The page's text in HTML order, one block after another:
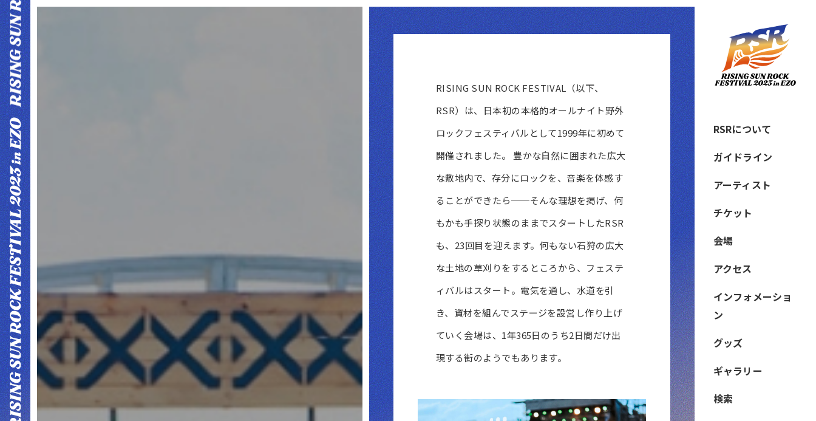
RSRについて
ガイドライン
アーティスト
チケット
会場
アクセス
インフォメーショ
ン
グッズ
ギャラリー
検索
RISING SUN ROCK FESTIVAL（以下、
RSR）は、日本初の本格的オールナイト野外
ロックフェスティバルとして1999年に初めて
開催されました。 豊かな自然に囲まれた広大
な敷地内で、存分にロックを、音楽を体感す
ることができたら──そんな理想を掲げ、何
もかも手探り状態のままでスタートしたRSR
も、23回目を迎えます。何もない石狩の広大
な土地の草刈りをするところから、フェステ
ィバルはスタート。電気を通し、水道を引
き、資材を組んでステージを設営し作り上げ
ていく会場は、1年365日のうち2日間だけ出
現する街のようでもあります。